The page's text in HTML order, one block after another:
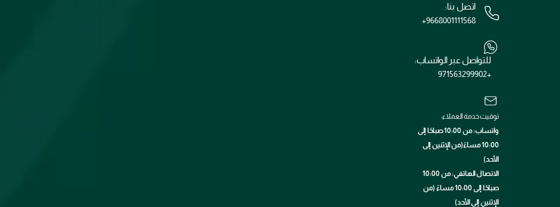
اتصل بنا:
+9668001111568
للتواصل عبر الواتساب:
+971563299902
توقيت خدمة العملاء:
واتساب: من 10:00 صباحًا إلى
10:00 مساءً(من الإثنين إلى
الأحد)
الاتصال الهاتفي: من 10:00
صباحًا إلى 10:00 مساءً (من
الإثنين إلى الأحد)